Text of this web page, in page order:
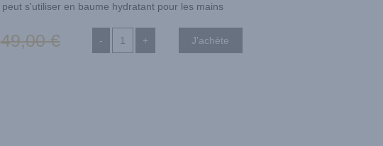
peut s'utiliser en baume hydratant pour les mains
49,00 € - +